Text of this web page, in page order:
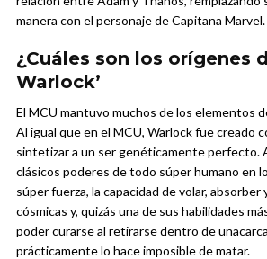
manera con el personaje de Capitana Marvel.
¿Cuáles son los orígenes
Warlock’
El MCU mantuvo muchos de los elementos
Al igual que en el MCU, Warlock fue creado
sintetizar a un ser genéticamente perfecto.
clásicos poderes de todo súper humano en
súper fuerza, la capacidad de volar, absorber
cósmicas y, quizás una de sus habilidades
poder curarse al retirarse dentro de
prácticamente lo hace imposible de matar.